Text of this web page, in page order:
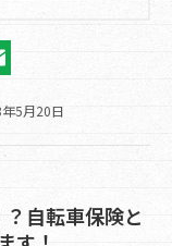
5月20日
自転車保険と